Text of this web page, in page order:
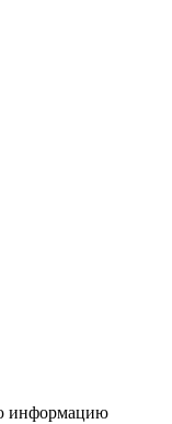
информацию